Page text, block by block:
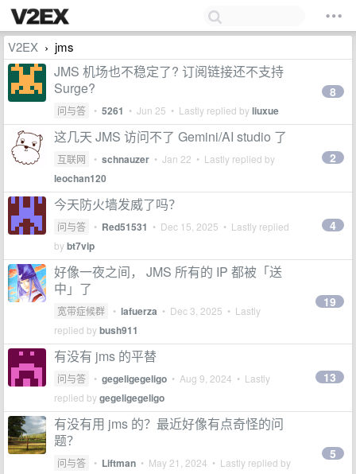
V2EX › jms
JMS 机场也不稳定了? 订阅链接还不支持
Surge?
问与答 • 5261 • Jun 25 • Lastly replied byliuxue
8
这几天 JMS 访问不了 Gemini/AI studio 了
互联网 • schnauzer • Jan 22 • Lastly replied by
leochan120
2
今天防火墙发威了吗？
问与答 • Red51531 • Dec 15, 2025 • Lastly replied
bybt7vip
4
好像一夜之间， JMS 所有的 IP 都被「送
中」了
宽带症候群 • lafuerza • Dec 3, 2025 • Lastly
replied bybush911
19
有没有 jms 的平替
问与答 • gegeligegeligo • Aug 9, 2024 • Lastly
replied bygegeligegeligo
13
有没有用 jms 的？最近好像有点奇怪的问
题？
问与答 • Liftman • May 21, 2024 • Lastly replied by
5